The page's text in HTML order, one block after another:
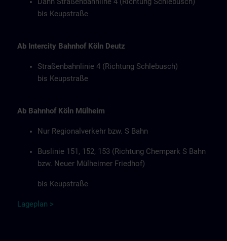
bis Keupstraße
Ab Intercity Bahnhof Köln Deutz
Straßenbahnlinie 4 (Richtung Schlebusch)
bis Keupstraße
Ab Bahnhof Köln Mülheim
Nur Regionalverkehr bzw. S Bahn
Buslinie 151, 152, 153 (Richtung Chempark S Bahn
bzw. Neuer Mülheimer Friedhof)
bis Keupstraße
Lageplan >